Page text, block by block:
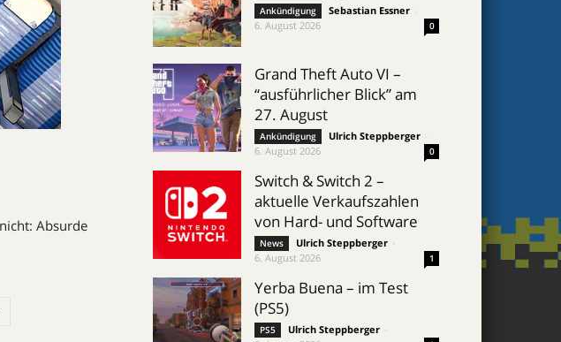
Absurde
Ankündigung Sebastian Essner
6. August 2026
0
Grand Theft Auto VI –
“ausführlicher Blick” am
27. August
Ankündigung Ulrich Steppberger
6. August 2026
0
Switch & Switch 2 –
aktuelle Verkaufszahlen
von Hard- und Software
News Ulrich Steppberger
6. August 2026
1
Yerba Buena – im Test
(PS5)
PS5 Ulrich Steppberger